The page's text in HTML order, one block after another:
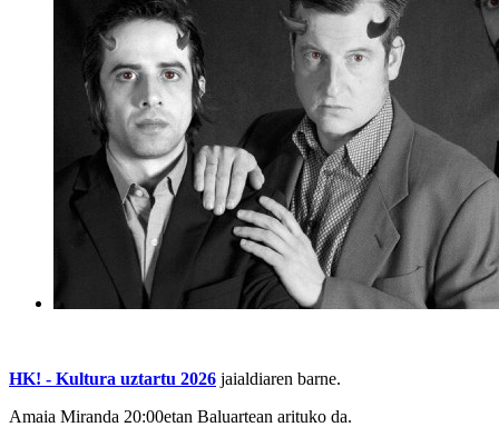
HK! - Kultura uztartu 2026 jaialdiaren barne.
Amaia Miranda 20:00etan Baluartean arituko da.